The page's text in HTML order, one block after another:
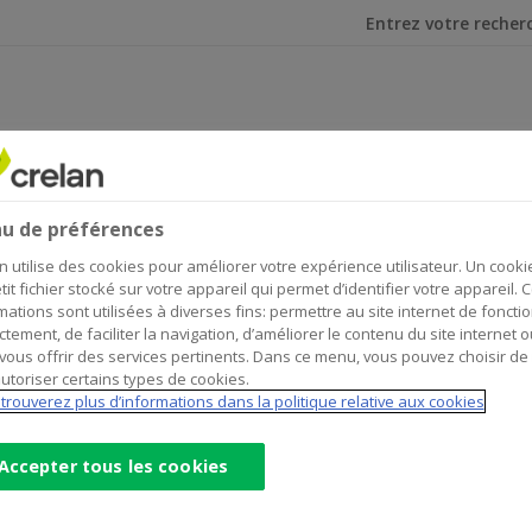
Je cherche
sur les parts coopératives de CrelanCo
et vos dividendes sur
de préférences
utilise des cookies pour améliorer votre expérience utilisateur. Un
fichier stocké sur votre appareil qui permet d’identifier votre appareil.
sont utilisées à diverses fins: permettre au site internet de
de faciliter la navigation, d’améliorer le contenu du site internet
offrir des services pertinents. Dans ce menu, vous pouvez choisir de
certains types de cookies.
plus d’informations dans la politique relative aux cookies
tous les cookies